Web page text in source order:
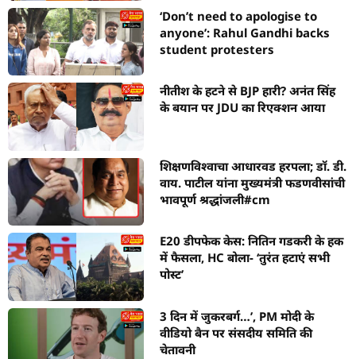
‘Don’t need to apologise to
anyone’: Rahul Gandhi backs
student protesters
नीतीश के हटने से BJP हारी? अनंत सिंह
के बयान पर JDU का रिएक्शन आया
शिक्षणविश्वाचा आधारवड हरपला; डॉ. डी.
वाय. पाटील यांना मुख्यमंत्री फडणवीसांची
भावपूर्ण श्रद्धांजली#cm
E20 डीपफेक केस: नितिन गडकरी के हक
में फैसला, HC बोला- ‘तुरंत हटाएं सभी
पोस्ट’
3 दिन में जुकरबर्ग…’, PM मोदी के
वीडियो बैन पर संसदीय समिति की
चेतावनी